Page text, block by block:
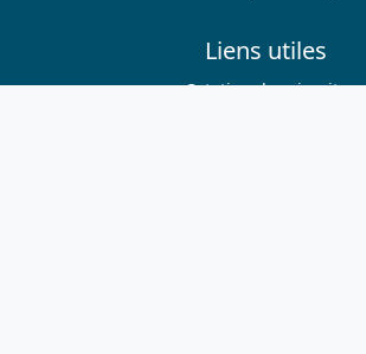
Liens utiles
Cotation des circuits